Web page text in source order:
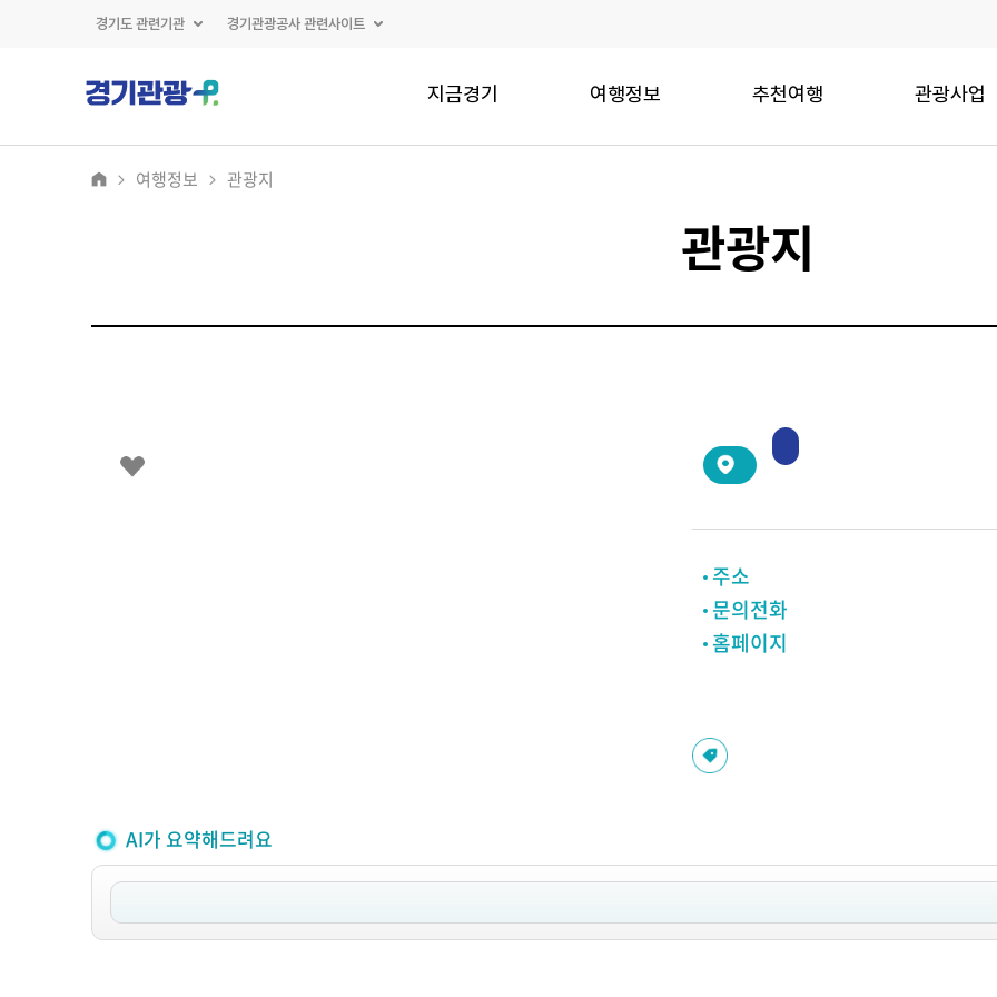
경기도 관련기관 경기관광공사 관련사이트
지금경기 여행정보 추천여행 관광사업
여행정보 관광지
관광지
주소
문의전화
홈페이지
AI가 요약해드려요